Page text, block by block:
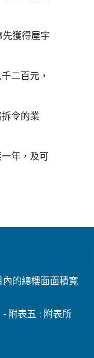
獲得屋宇
二百元，
令的業
年，及可
的總樓面面積寬
- 附表五 : 附表所